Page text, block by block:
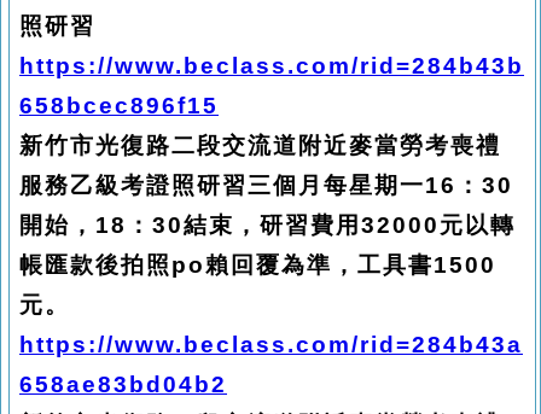
照研習
https://www.beclass.com/rid=284b43b
658bcec896f15
新竹市光復路二段交流道附近麥當勞考喪禮
服務乙級考證照研習三個月每星期一16：30
開始，18：30結束，研習費用32000元以轉
帳匯款後拍照po賴回覆為準，工具書1500
元。
https://www.beclass.com/rid=284b43a
658ae83bd04b2